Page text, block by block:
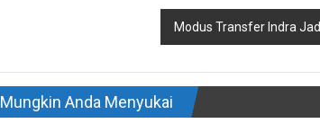
Modus Transfer Indra
Mungkin Anda Menyukai